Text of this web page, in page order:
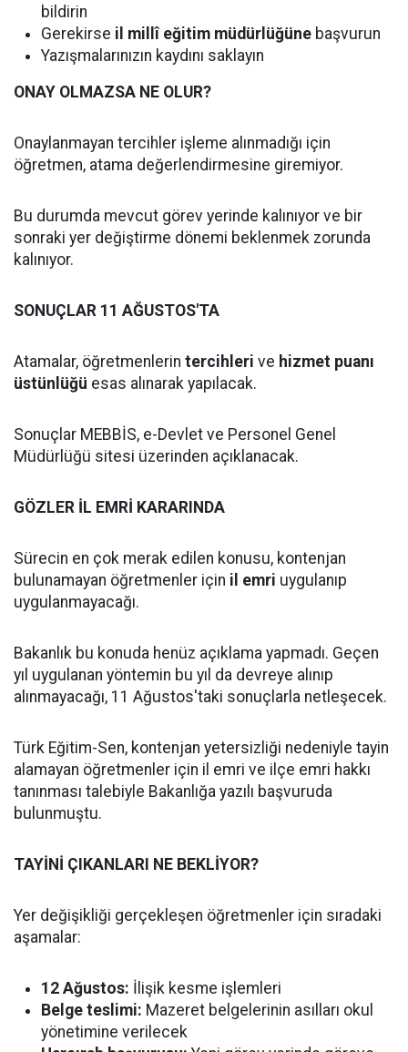
bildirin
Gerekirse il millî eğitim müdürlüğüne başvurun
Yazışmalarınızın kaydını saklayın
ONAY OLMAZSA NE OLUR?
Onaylanmayan tercihler işleme alınmadığı için
öğretmen, atama değerlendirmesine giremiyor.
Bu durumda mevcut görev yerinde kalınıyor ve bir
sonraki yer değiştirme dönemi beklenmek zorunda
kalınıyor.
SONUÇLAR 11 AĞUSTOS'TA
Atamalar, öğretmenlerin tercihleri ve hizmet puanı
üstünlüğü esas alınarak yapılacak.
Sonuçlar MEBBİS, e-Devlet ve Personel Genel
Müdürlüğü sitesi üzerinden açıklanacak.
GÖZLER İL EMRİ KARARINDA
Sürecin en çok merak edilen konusu, kontenjan
bulunamayan öğretmenler için il emri uygulanıp
uygulanmayacağı.
Bakanlık bu konuda henüz açıklama yapmadı. Geçen
yıl uygulanan yöntemin bu yıl da devreye alınıp
alınmayacağı, 11 Ağustos'taki sonuçlarla netleşecek.
Türk Eğitim-Sen, kontenjan yetersizliği nedeniyle tayin
alamayan öğretmenler için il emri ve ilçe emri hakkı
tanınması talebiyle Bakanlığa yazılı başvuruda
bulunmuştu.
TAYİNİ ÇIKANLARI NE BEKLİYOR?
Yer değişikliği gerçekleşen öğretmenler için sıradaki
aşamalar:
12 Ağustos: İlişik kesme işlemleri
Belge teslimi: Mazeret belgelerinin asılları okul
yönetimine verilecek